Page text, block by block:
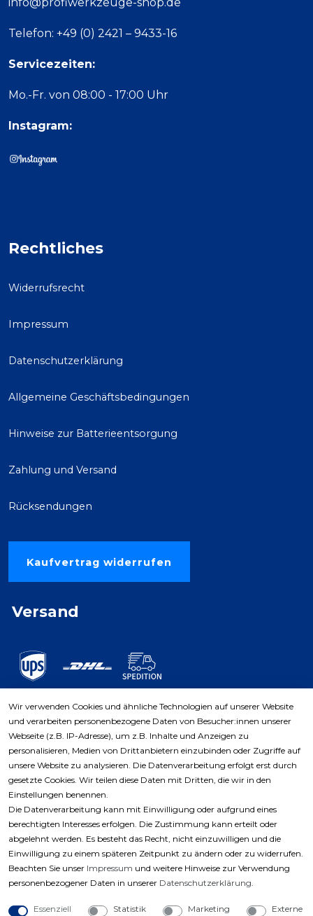
Telefon: +49 (0) 2421 – 9433-16
Servicezeiten:
Mo.-Fr. von 08:00 - 17:00 Uhr
Instagram:
Rechtliches
Widerrufsrecht
Impressum
Datenschutzerklärung
Allgemeine Geschäftsbedingungen
Hinweise zur Batterieentsorgung
Zahlung und Versand
Rücksendungen
Kaufvertrag widerrufen
Versand
Zahlungsarten
Wir verwenden Cookies und ähnliche Technologien auf unserer Website
und verarbeiten personenbezogene Daten von Besucher:innen unserer
Webseite (z.B. IP-Adresse), um z.B. Inhalte und Anzeigen zu
personalisieren, Medien von Drittanbietern einzubinden oder Zugriffe auf
unsere Website zu analysieren. Die Datenverarbeitung erfolgt erst durch
gesetzte Cookies. Wir teilen diese Daten mit Dritten, die wir in den
Einstellungen benennen.
Die Datenverarbeitung kann mit Einwilligung oder aufgrund eines
berechtigten Interesses erfolgen. Die Zustimmung kann erteilt oder
abgelehnt werden. Es besteht das Recht, nicht einzuwilligen und die
Einwilligung zu einem späteren Zeitpunkt zu ändern oder zu widerrufen.
Beachten Sie unser Impressum und weitere Hinweise zur Verwendung
personenbezogener Daten in unserer Daten­schutz­erklärung.
Essenziell Statistik Marketing Externe